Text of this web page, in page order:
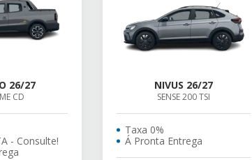
26/27
CD
- Consulte!
NIVUS 26/27
SENSE 200 TSI
Taxa 0%
Á Pronta Entrega